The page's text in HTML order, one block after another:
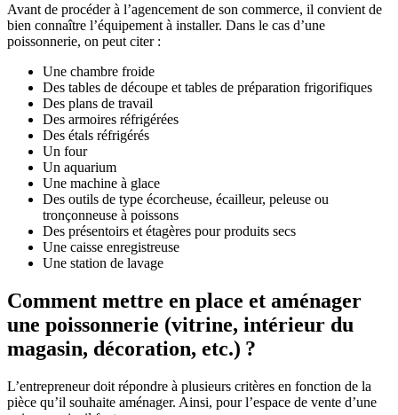
Avant de procéder à l’agencement de son commerce, il convient de
bien connaître l’équipement à installer. Dans le cas d’une
poissonnerie, on peut citer :
Une chambre froide
Des tables de découpe et tables de préparation frigorifiques
Des plans de travail
Des armoires réfrigérées
Des étals réfrigérés
Un four
Un aquarium
Une machine à glace
Des outils de type écorcheuse, écailleur, peleuse ou
tronçonneuse à poissons
Des présentoirs et étagères pour produits secs
Une caisse enregistreuse
Une station de lavage
Comment mettre en place et aménager
une poissonnerie (vitrine, intérieur du
magasin, décoration, etc.) ?
L’entrepreneur doit répondre à plusieurs critères en fonction de la
pièce qu’il souhaite aménager. Ainsi, pour l’espace de vente d’une